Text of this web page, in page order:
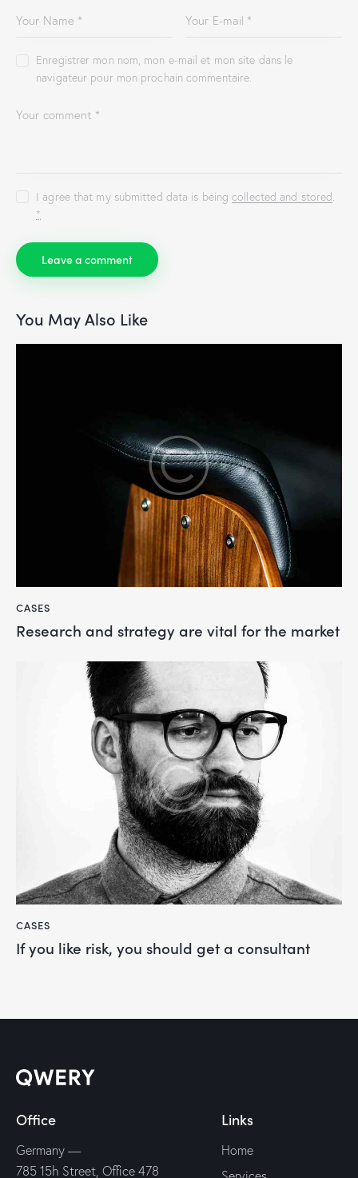
Enregistrer mon nom, mon e-mail et mon site dans le
navigateur pour mon prochain commentaire.
I agree that my submitted data is beingcollected and stored.
*
You May Also Like
CASES
Research and strategy are vital for the market
CASES
If you like risk, you should get a consultant
Office
Germany —
785 15h Street, Office 478
Links
Home